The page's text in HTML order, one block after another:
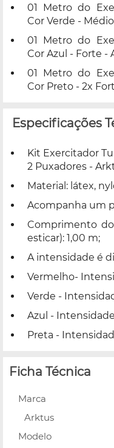
01 Metro do
Cor Verde -
01 Metro do
Cor Azul - Forte -
01 Metro do
Cor Preto - 2x
Especificações
Kit Exercitador
2 Puxadores -
Material: látex,
Acompanha um
Comprimento
esticar): 1,00 m;
A intensidade é
Vermelho-
Verde -
Azul -
Preta -
Ficha Técnica
Marca
Arktus
Modelo